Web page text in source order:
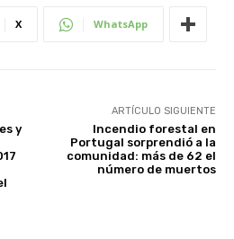
X WhatsApp
y
ARTÍCULO SIGUIENTE
Incendio forestal en
Portugal sorprendió a la
comunidad: más de 62 el
número de muertos